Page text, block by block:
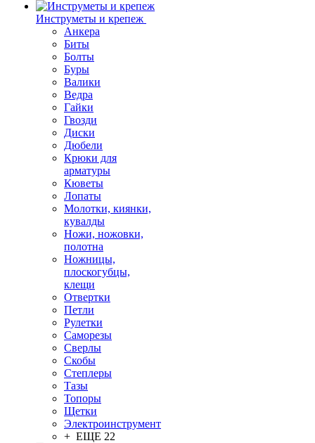
Инструметы и крепеж
Анкера
Биты
Болты
Буры
Валики
Ведра
Гайки
Гвозди
Диски
Дюбели
Крюки для
арматуры
Кюветы
Лопаты
Молотки, киянки,
кувалды
Ножи, ножовки,
полотна
Ножницы,
плоскогубцы,
клещи
Отвертки
Петли
Рулетки
Саморезы
Сверлы
Скобы
Степлеры
Тазы
Топоры
Щетки
Электроинструмент
+ ЕЩЕ 22